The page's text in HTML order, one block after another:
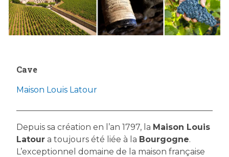
Cave
Maison Louis Latour
Depuis sa création en l’an 1797, la Maison Louis
Latour a toujours été liée à la Bourgogne.
L’exceptionnel domaine de la maison française